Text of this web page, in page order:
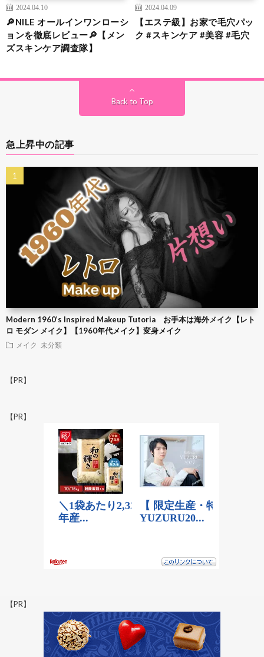
2024.04.10
🔎NILE オールインワンローシ
ョンを徹底レビュー🔎【メン
ズスキンケア調査隊】
2024.04.09
【エステ級】お家で毛穴パッ
ク #スキンケア #美容 #毛穴
Back to Top
急上昇中の記事
Modern 1960’s Inspired Makeup Tutoria お手本は海外メイク【レト
ロ モダン メイク】【1960年代メイク】変身メイク
メイク 未分類
【PR】
【PR】
【PR】